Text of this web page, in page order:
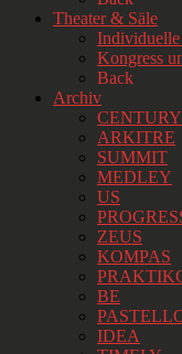
Theater & Säle
Kongress
Back
Archiv
CENTURY
ARKITRE
SUMMIT
MEDLEY
US
ZEUS
KOMPAS
BE
IDEA